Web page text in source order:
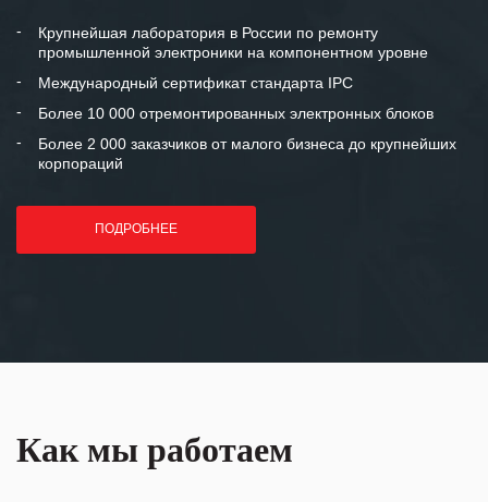
и доверительные партнерские
отношения и искренне желаем
«Инженерной компании «555» долгих
лет успеха и процветания.
Крупнейшая лаборатория в России по ремонту
промышленной электроники на компонентном уровне
Международный сертификат стандарта IPC
Более 10 000 отремонтированных электронных блоков
Более 2 000 заказчиков от малого бизнеса до крупнейших
корпораций
ПОДРОБНЕЕ
Как мы работаем